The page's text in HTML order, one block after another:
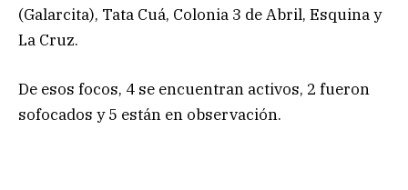
(Galarcita), Tata Cuá, Colonia 3 de Abril, Esquina y
La Cruz.
De esos focos, 4 se encuentran activos, 2 fueron
sofocados y 5 están en observación.